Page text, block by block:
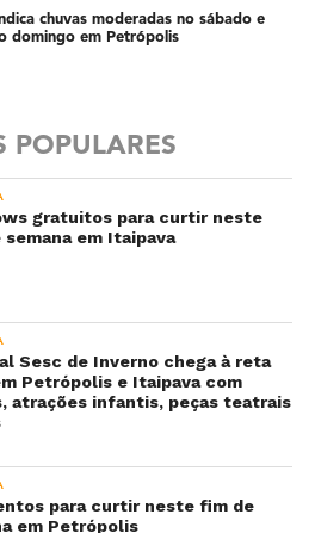
chuvas moderadas no sábado e
domingo em Petrópolis
POPULARES
gratuitos para curtir neste
em Itaipava
Sesc de Inverno chega à reta
Petrópolis e Itaipava com
atrações infantis, peças teatrais
para curtir neste fim de
em Petrópolis